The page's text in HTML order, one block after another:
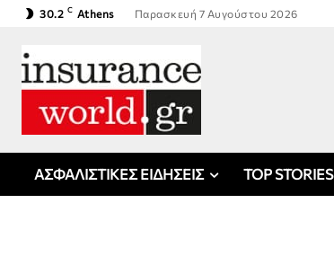
30.2 C Athens Παρασκευή 7 Αυγούστου 2026
ΑΣΦΑΛΙΣΤΙΚΕΣ ΕΙΔΗΣΕΙΣ TOP STORIES